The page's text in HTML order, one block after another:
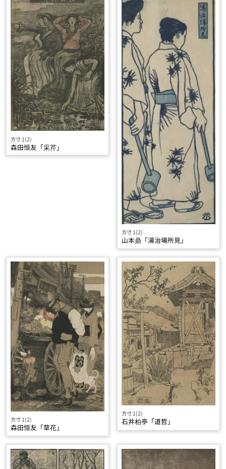
方寸 1(2)
森田恒友「采芹」
方寸 1(2)
山本鼎「湯治場所見」
方寸 1(2)
森田恒友「草花」
方寸 1(2)
石井柏亭「道哲」